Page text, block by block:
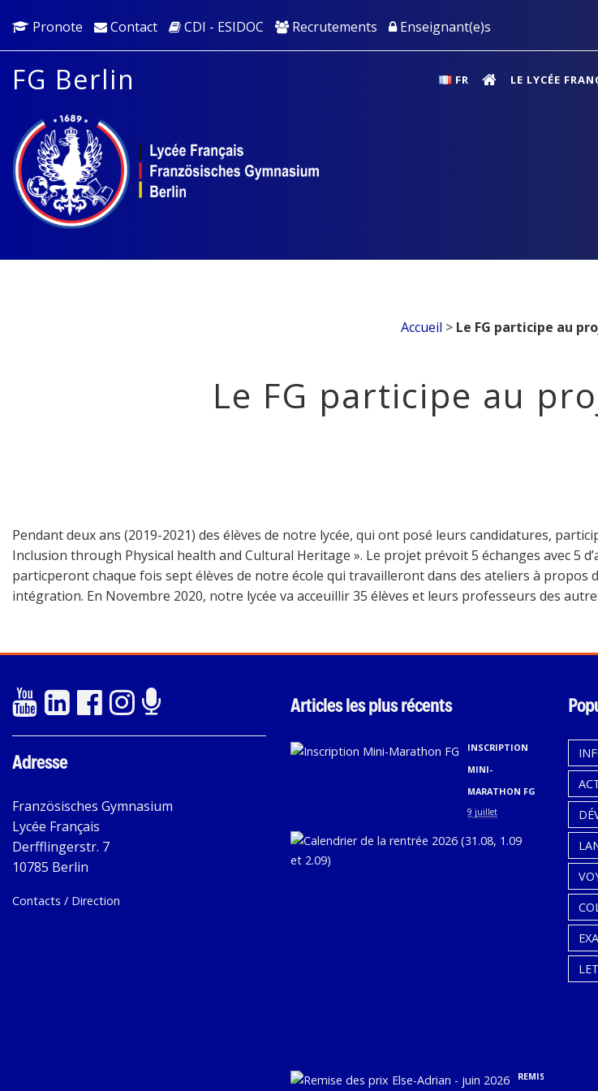
Pronote Contact CDI - ESIDOC Recrutements Enseignant(e)s
FG Berlin FR LE LYCÉE
Accueil > Le FG participe au
Le FG participe au
Pendant deux ans (2019-2021) des élèves de notre lycée, qui ont posé leurs candidatures,
Inclusion through Physical health and Cultural Heritage ». Le projet prévoit 5 échanges avec 5
particperont chaque fois sept élèves de notre école qui travailleront dans des ateliers à propos
intégration. En Novembre 2020, notre lycée va acceuillir 35 élèves et leurs professeurs des
Adresse
Französisches Gymnasium
Lycée Français
Derfflingerstr. 7
10785 Berlin
Contacts / Direction
Articles les plus récents
INSCRIPTION
MINI-
MARATHON FG
9 juillet
CALENDRIER
RENTRÉE
(31.08,
REMISE